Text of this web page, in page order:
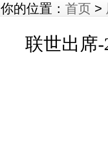
你的位置： 首页 >
联世出席